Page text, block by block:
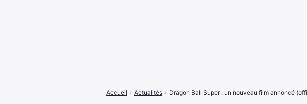
Accueil › Actualités › Dragon Ball Super : un nouveau film annoncé